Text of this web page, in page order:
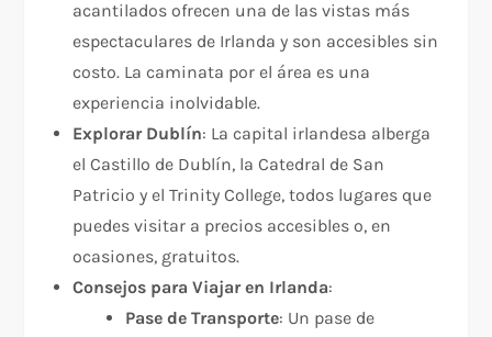
acantilados ofrecen una de las vistas más
espectaculares de Irlanda y son accesibles sin
costo. La caminata por el área es una
experiencia inolvidable.
Explorar Dublín: La capital irlandesa alberga
el Castillo de Dublín, la Catedral de San
Patricio y el Trinity College, todos lugares que
puedes visitar a precios accesibles o, en
ocasiones, gratuitos.
Consejos para Viajar en Irlanda:
Pase de Transporte: Un pase de